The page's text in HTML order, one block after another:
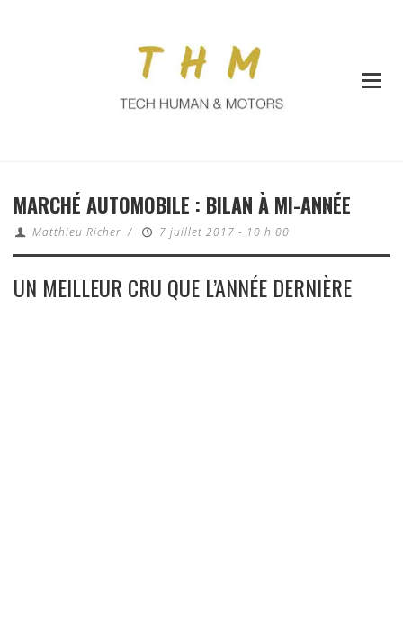
MARCHÉ AUTOMOBILE : BILAN À MI-ANNÉE
Matthieu Richer / 7 juillet 2017 - 10 h 00
UN MEILLEUR CRU QUE L’ANNÉE DERNIÈRE